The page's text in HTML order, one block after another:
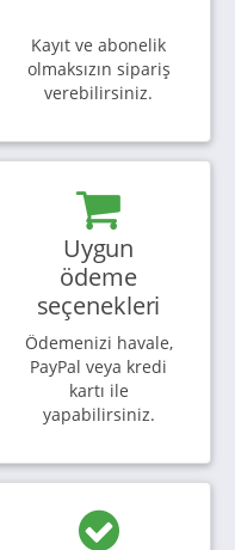
Kayıt ve abonelik
olmaksızın sipariş
verebilirsiniz.
Uygun
ödeme
seçenekleri
Ödemenizi havale,
PayPal veya kredi
kartı ile
yapabilirsiniz.